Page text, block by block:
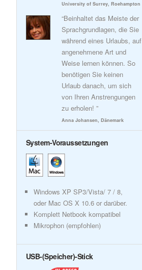
University of Surrey, Roehampton
“Beinhaltet das Meiste der
Sprachgrundlagen, die Sie
während eines Urlaubs, auf
angenehmene Art und
Weise lernen können. So
benötigen Sie keinen
Urlaub danach, um sich
von Ihren Anstrengungen
zu erholen! ”
Anna Johansen, Dänemark
System-Voraussetzungen
Windows XP SP3/Vista/ 7 / 8,
oder Mac OS X 10.6 or darüber.
Komplett Netbook kompatibel
Mikrophon (empfohlen)
USB-(Speicher)-Stick